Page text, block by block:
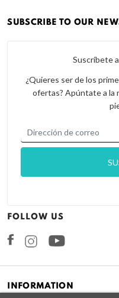
INFORMATION
SUBSCRIBE TO OUR
Suscríbete
¿Quieres ser de los
ofertas? Apúntate a
FOLLOW US
FacebookInstagram